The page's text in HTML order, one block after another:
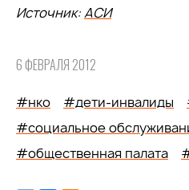
Источник:АСИ
6 ФЕВРАЛЯ 2012
#нко #дети-инвалиды
#социальное
#общественная палата